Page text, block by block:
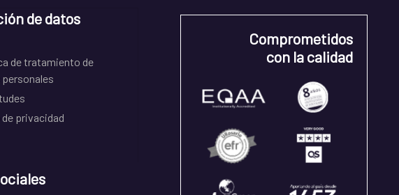
de datos
de tratamiento de
privacidad
Comprometidos
con la calidad